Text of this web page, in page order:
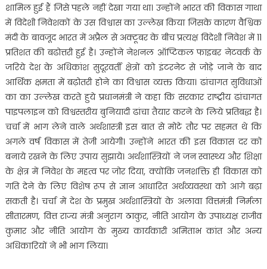
शामिल हुई हैं जिसे पहले नहीं देखा गया था। उन्होंने भारत की विकास गाथा
में विदेशी निवेशकों के उस विश्वास का उल्लेख किया जिसके कारण वैश्विक
मंदी के बावजूद भारत में अप्रैल से अक्टूबर के बीच प्रत्यक्ष विदेशी निवेश में 11
प्रतिशत की बढोत्तरी हुई है। उन्होंने नेशनल ऑप्टिकल फाइबर नेटवर्क के
जरिये देश के अधिकांश सुदूरवर्ती क्षेत्रों को इंटरनेट से जोड़े जाने के बाद
आर्थिक क्षमता में बढ़ोतरी होने का विश्वास व्यक्त किया। ढांचागत सुविधाओं
का का उल्लेख करते हुये प्रधानमंत्री ने कहा कि सरकार राष्ट्रीय ढांचागत
पाइपलाइन को विश्वस्तरीय बुनियादी ढांचा तैयार करने के लिये प्रतिबद्ध है।
चर्चा में भाग लेने वाले अर्थशास्त्री इस बात से मोटे तौर पर सहमत थे कि
अगले वर्ष विकास में तेजी आयेगी। उन्होंने भारत की इस विकास दर को
बनाये रखने के लिए उपाय सुझाये। अर्थशास्त्रियों ने जन स्वास्थ्य और शिक्षा
के क्षेत्र में निवेश के महत्व पर जोर दिया, क्योंकि जनशक्ति ही विकास को
गति देने के लिए विशेष रूप से ज्ञान आधारित अर्थव्यवस्था को आगे बढ़ा
सकती है। चर्चा में देश के प्रमुख अर्थशास्त्रियों के अलावा वित्तमंत्री निर्मला
सीतारमण, वित्त राज्य मंत्री अनुराग ठाकुर, नीति आयोग के उपाध्यक्ष राजीव
कुमार और नीति आयोग के मुख्य कार्यकारी अमिताभ कांत और अन्य
अधिकारियों ने भी भाग लिया।